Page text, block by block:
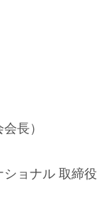
長）
ョナル 取締役